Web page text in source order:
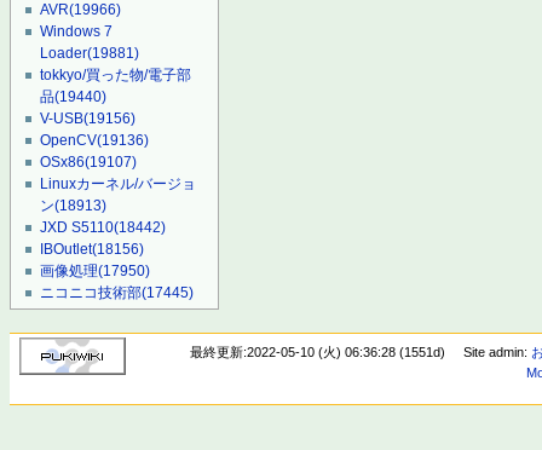
AVR(19966)
Windows 7
Loader(19881)
tokkyo/買った物/電子部
品(19440)
V-USB(19156)
OpenCV(19136)
OSx86(19107)
Linuxカーネル/バージョ
ン(18913)
JXD S5110(18442)
IBOutlet(18156)
画像処理(17950)
ニコニコ技術部(17445)
最終更新:2022-05-10 (火) 06:36:28 (1551d) Site admin: